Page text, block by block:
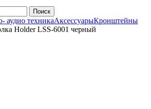
Поиск
аудио техникаАксессуарыКронштейны
Holder LSS-6001 черный